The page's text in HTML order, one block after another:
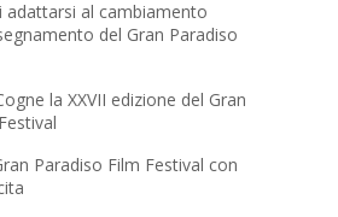
adattarsi al cambiamento
del Gran Paradiso
la XXVII edizione del Gran
Paradiso Film Festival con